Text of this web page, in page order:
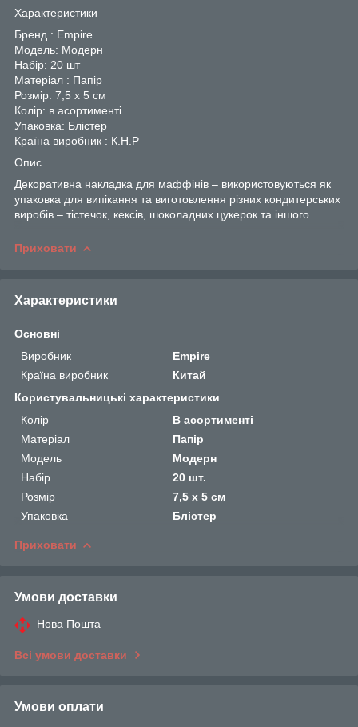
Характеристики
Бренд : Empire
Модель: Модерн
Набір: 20 шт
Матеріал : Папір
Розмір: 7,5 х 5 см
Колір: в асортименті
Упаковка: Блістер
Країна виробник : К.Н.Р
Опис
Декоративна накладка для маффінів – використовуються як
упаковка для випікання та виготовлення різних кондитерських
виробів – тістечок, кексів, шоколадних цукерок та іншого.
Приховати
Характеристики
Основні
Виробник
Empire
Країна виробник
Китай
Користувальницькі характеристики
Колір
В асортименті
Матеріал
Папір
Мoдель
Модерн
Набір
20 шт.
Розмір
7,5 х 5 см
Упаковка
Блістер
Приховати
Умови доставки
Нова Пошта
Всі умови доставки
Умови оплати